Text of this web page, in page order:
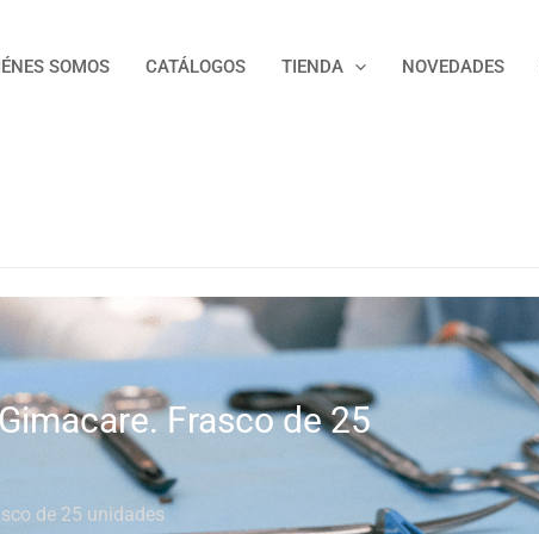
SOMOS CATÁLOGOS TIENDA NOVEDADES
Frasco de 25
de 25 unidades